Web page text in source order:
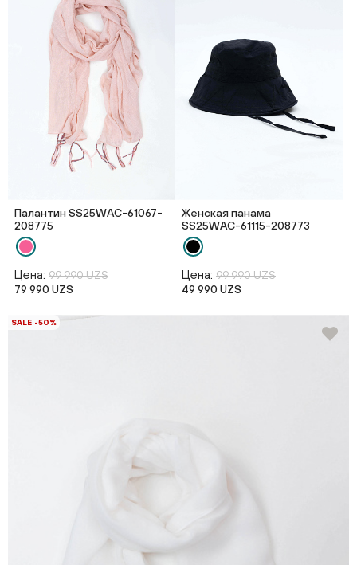
Палантин SS25WAС-61067-
208775
Цена: 99 990 UZS
79 990 UZS
Женская панама
SS25WAС-61115-208773
Цена: 99 990 UZS
49 990 UZS
SALE -50%